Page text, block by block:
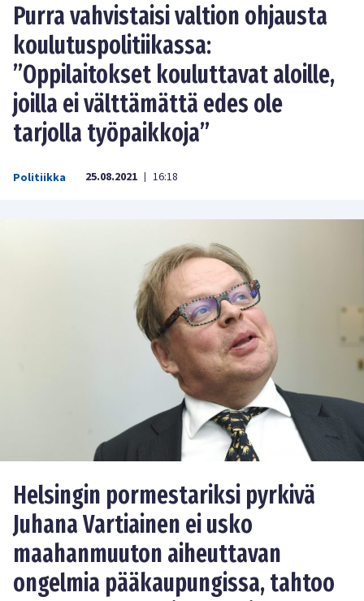
Purra vahvistaisi valtion ohjausta
koulutuspolitiikassa:
”Oppilaitokset kouluttavat aloille,
joilla ei välttämättä edes ole
tarjolla työpaikkoja”
Politiikka 25.08.2021 | 16:18
Helsingin pormestariksi pyrkivä
Juhana Vartiainen ei usko
maahanmuuton aiheuttavan
ongelmia pääkaupungissa, tahtoo